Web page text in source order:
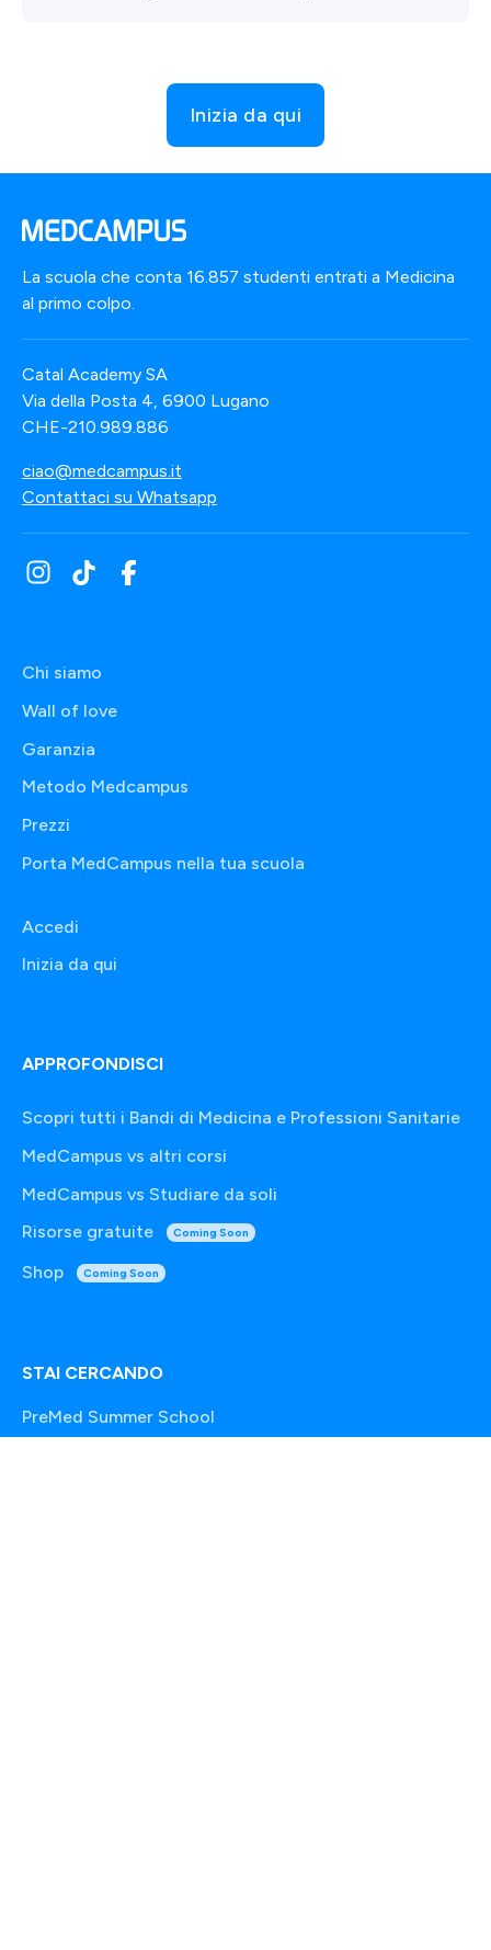
Inizia da qui
La scuola che conta 16.857 studenti entrati a Medicina
al primo colpo.
Catal Academy SA
Via della Posta 4, 6900 Lugano
CHE-210.989.886
ciao@medcampus.it
Contattaci su Whatsapp
Chi siamo
Wall of love
Garanzia
Metodo Medcampus
Prezzi
Porta MedCampus nella tua scuola
Accedi
Inizia da qui
APPROFONDISCI
Scopri tutti i Bandi di Medicina e Professioni Sanitarie
MedCampus vs altri corsi
MedCampus vs Studiare da soli
Risorse gratuite
Coming Soon
Shop Coming Soon
STAI CERCANDO
PreMed Summer School